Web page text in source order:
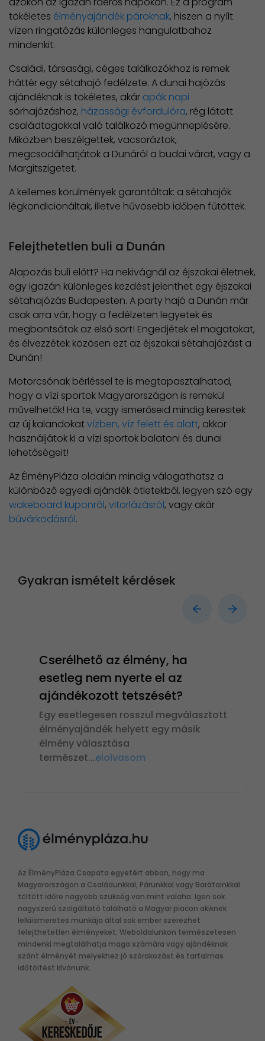
tökéletes élményajándék pároknak, hiszen a nyílt
vízen ringatózás különleges hangulatbahoz
mindenkit.
Családi, társasági, céges találkozókhoz is remek
háttér egy sétahajó fedélzete. A dunai hajózás
ajándéknak is tökéletes, akár apák napi
sörhajózáshoz, házassági évfordulóra, rég látott
családtagokkal való találkozó megünneplésére.
Miközben beszélgettek, vacsoráztok,
megcsodálhatjátok a Dunáról a budai várat, vagy a
Margitszigetet.
A kellemes körülmények garantáltak: a sétahajók
légkondicionáltak, illetve hűvösebb időben fűtöttek.
Felejthetetlen buli a Dunán
Alapozás buli előtt? Ha nekivágnál az éjszakai életnek,
egy igazán különleges kezdést jelenthet egy éjszakai
sétahajózás Budapesten. A party hajó a Dunán már
csak arra vár, hogy a fedélzeten legyetek és
megbontsátok az első sört! Engedjétek el magatokat,
és élvezzétek közösen ezt az éjszakai sétahajózást a
Dunán!
Motorcsónak bérléssel te is megtapasztalhatod,
hogy a vízi sportok Magyarországon is remekül
művelhetők! Ha te, vagy ismerőseid mindig keresitek
az új kalandokatvízben, víz felett és alatt, akkor
használjátok ki a vízi sportok balatoni és dunai
lehetőségeit!
Az ÉlményPláza oldalán mindig válogathatsz a
különböző egyedi ajándék ötletekből, legyen szó egy
wakeboard kuponról, vitorlázásról, vagy akár
búvárkodásról.
Gyakran ismételt kérdések
Cserélhető az élmény, ha
esetleg nem nyerte el az
ajándékozott tetszését?
Egy esetlegesen rosszul megválasztott
élményajándék helyett egy másik
élmény választása
természet...elolvasom
Az ÉlményPláza Csapata egyetért abban, hogy ma
Magyarországon a Családunkkal, Párunkkal vagy Barátainkkal
töltött időre nagyobb szükség van mint valaha. Igen sok
nagyszerű szolgáltató található a Magyar piacon akiknek
lelkiismeretes munkája által sok ember szerezhet
felejthetetlen élményeket. Weboldalunkon természetesen
mindenki megtalálhatja maga számára vagy ajándéknak
szánt élményét melyekhez jó szórakozást és tartalmas
időtöltést kívánunk.